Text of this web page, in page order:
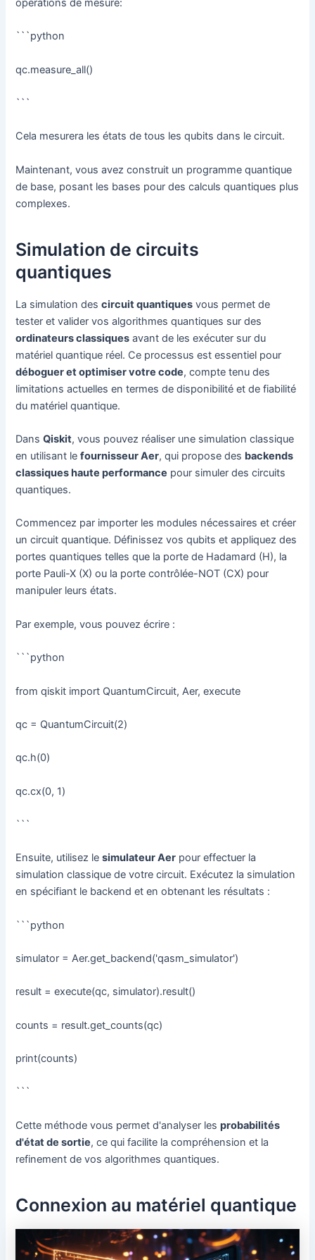
opérations de mesure:
```python
qc.measure_all()
```
Cela mesurera les états de tous les qubits dans le circuit.
Maintenant, vous avez construit un programme quantique
de base, posant les bases pour des calculs quantiques plus
complexes.
Simulation de circuits
quantiques
La simulation descircuit quantiques vous permet de
tester et valider vos algorithmes quantiques sur des
ordinateurs classiques avant de les exécuter sur du
matériel quantique réel. Ce processus est essentiel pour
déboguer et optimiser votre code, compte tenu des
limitations actuelles en termes de disponibilité et de fiabilité
du matériel quantique.
DansQiskit, vous pouvez réaliser une simulation classique
en utilisant lefournisseur Aer, qui propose des backends
classiques haute performance pour simuler des circuits
quantiques.
Commencez par importer les modules nécessaires et créer
un circuit quantique. Définissez vos qubits et appliquez des
portes quantiques telles que la porte de Hadamard (H), la
porte Pauli-X (X) ou la porte contrôlée-NOT (CX) pour
manipuler leurs états.
Par exemple, vous pouvez écrire :
```python
from qiskit import QuantumCircuit, Aer, execute
qc = QuantumCircuit(2)
qc.h(0)
qc.cx(0, 1)
```
Ensuite, utilisez lesimulateur Aer pour effectuer la
simulation classique de votre circuit. Exécutez la simulation
en spécifiant le backend et en obtenant les résultats :
```python
simulator = Aer.get_backend('qasm_simulator')
result = execute(qc, simulator).result()
counts = result.get_counts(qc)
print(counts)
```
Cette méthode vous permet d'analyser lesprobabilités
d'état de sortie, ce qui facilite la compréhension et la
refinement de vos algorithmes quantiques.
Connexion au matériel quantique